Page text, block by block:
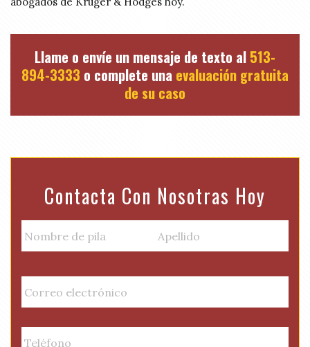
Llame o envíe un mensaje de texto al 513-
894-3333 o complete una evaluación gratuita
de su caso
Contacta Con Nosotras Hoy
a
e
(
R
q
de
pila
E
m
a
i
l
P
h